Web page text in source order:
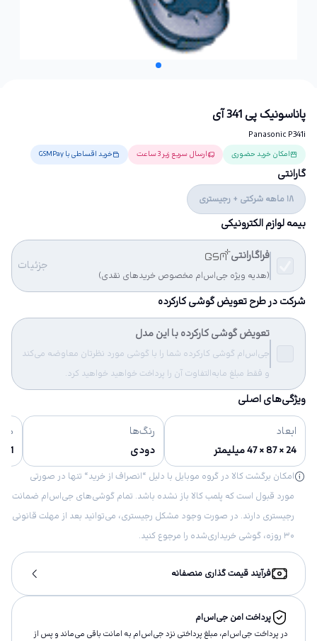
پاناسونیک پی 341 آی
Panasonic P341i
امکان خرید حضوری ارسال سریع زیر 3 ساعت خرید اقساطی با GSMPay
گارانتی
18 ماهه شرکتی + رجیستری
بیمه لوازم الکترونیکی
فراگارانتی
(هدیه ویژه جی‌اس‌ام مخصوص خریدهای نقدی)
جزئیات
شرکت در طرح تعویض گوشی کارکرده
تعویض گوشی کارکرده با این مدل
جی‌اس‌ام گوشی کارکرده شما را با گوشی مورد نظرتان معاوضه می‌کند
و فقط مبلغ مابه‌التفاوت آن را پرداخت خواهید خواهید کرد.
ویژگی‌های اصلی
ابعاد
24 × 87 × 47 میلیمتر
رنگ‌ها
دودی
0.1 مگا پیکسل, 288 × 352 پیکسل
امکان برگشت کالا در گروه موبایل با دلیل “انصراف از خرید“ تنها در صورتی
مورد قبول است که پلمب کالا باز نشده باشد. تمام گوشی‌های جی‌اس‌ام ضمانت
رجیستری دارند. در صورت وجود مشکل رجیستری، می‌توانید بعد از مهلت قانونی
۳۰ روزه، گوشی خریداری‌شده را مرجوع کنید.
فرآیند قیمت گذاری منصفانه
پرداخت امن جی‌اس‌ام
در پرداخت جی‌اس‌ام، مبلغ پرداختى نزد جی‌اس‌ام به امانت باقى مى‌ماند و پس از